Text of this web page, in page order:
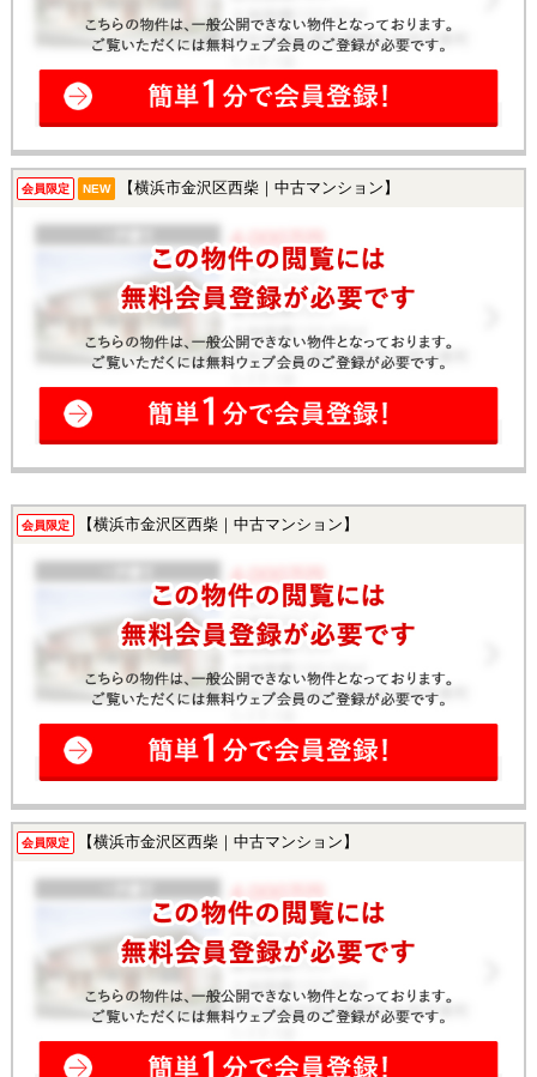
会員限定 NEW 【横浜市金沢区西柴｜中古マンション】
会員限定 【横浜市金沢区西柴｜中古マンション】
会員限定 【横浜市金沢区西柴｜中古マンション】